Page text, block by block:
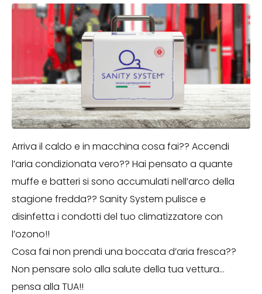
Arriva il caldo e in macchina cosa fai?? Accendi
l’aria condizionata vero?? Hai pensato a quante
muffe e batteri si sono accumulati nell’arco della
stagione fredda?? Sanity System pulisce e
disinfetta i condotti del tuo climatizzatore con
l’ozono!!
Cosa fai non prendi una boccata d’aria fresca??
Non pensare solo alla salute della tua vettura…
pensa alla TUA!!